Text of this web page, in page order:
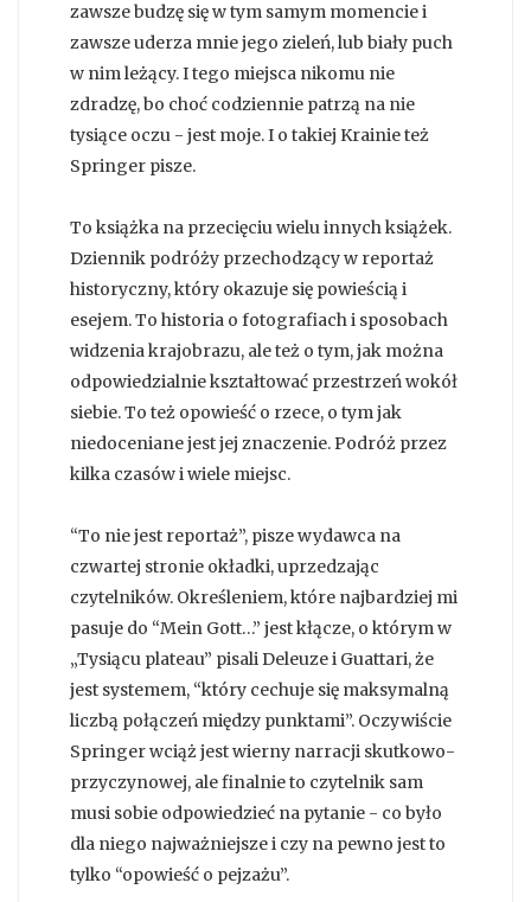
zawsze budzę się w tym samym momencie i
zawsze uderza mnie jego zieleń, lub biały puch
w nim leżący. I tego miejsca nikomu nie
zdradzę, bo choć codziennie patrzą na nie
tysiące oczu - jest moje. I o takiej Krainie też
Springer pisze.
To książka na przecięciu wielu innych książek.
Dziennik podróży przechodzący w reportaż
historyczny, który okazuje się powieścią i
esejem. To historia o fotografiach i sposobach
widzenia krajobrazu, ale też o tym, jak można
odpowiedzialnie kształtować przestrzeń wokół
siebie. To też opowieść o rzece, o tym jak
niedoceniane jest jej znaczenie. Podróż przez
kilka czasów i wiele miejsc.
“To nie jest reportaż”, pisze wydawca na
czwartej stronie okładki, uprzedzając
czytelników. Określeniem, które najbardziej mi
pasuje do “Mein Gott…” jest kłącze, o którym w
„Tysiącu plateau” pisali Deleuze i Guattari, że
jest systemem, “który cechuje się maksymalną
liczbą połączeń między punktami”. Oczywiście
Springer wciąż jest wierny narracji skutkowo-
przyczynowej, ale finalnie to czytelnik sam
musi sobie odpowiedzieć na pytanie - co było
dla niego najważniejsze i czy na pewno jest to
tylko “opowieść o pejzażu”.